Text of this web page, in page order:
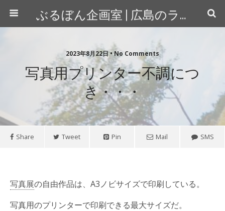
ぶるぼん企画室 | 広島のライター＆カメラマン
2023年8月22日 • No Comments
写真用プリンター不調につ
き・・・
Share Tweet Pin Mail SMS
写真展の自由作品は、A3ノビサイズで印刷している。
写真用のプリンターで印刷できる最大サイズだ。